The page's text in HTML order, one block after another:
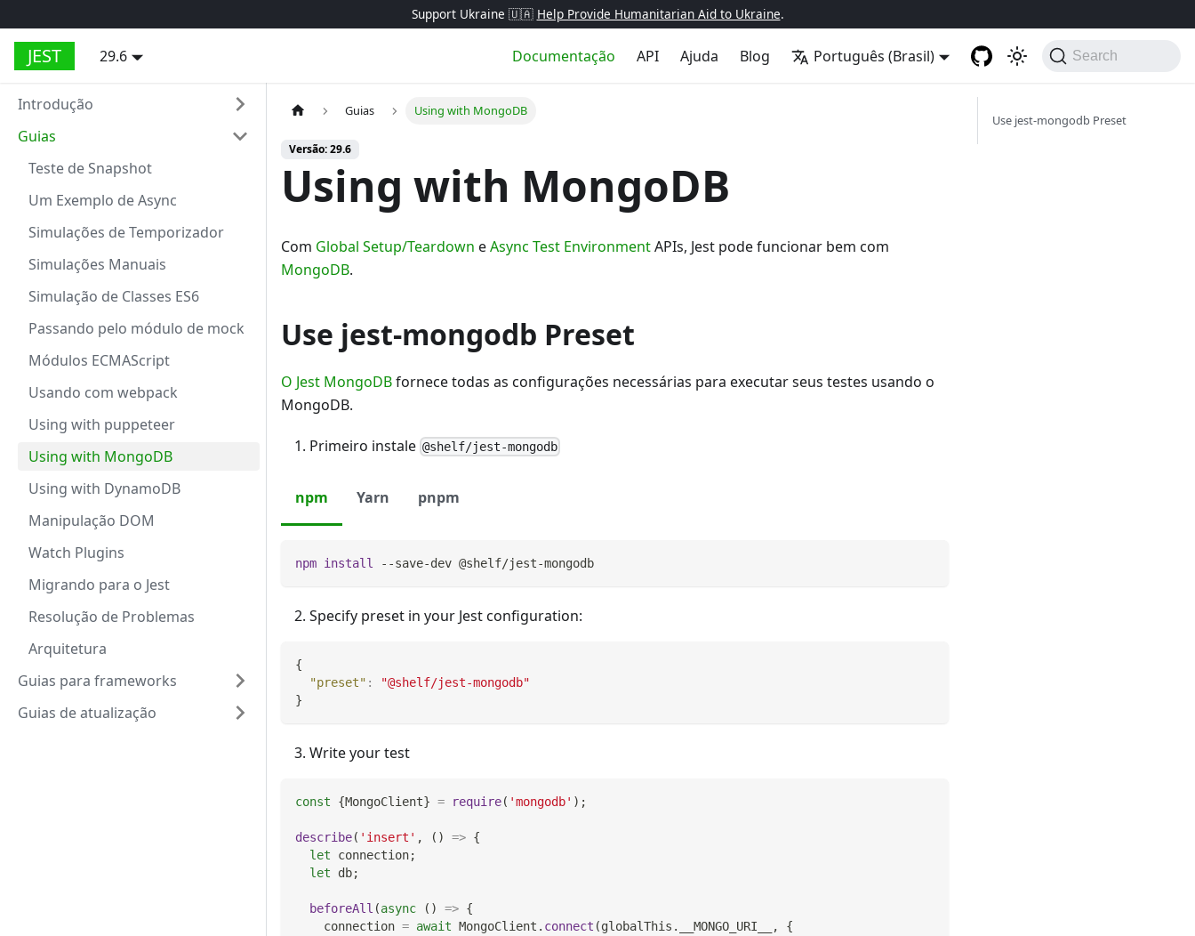
Support Ukraine 🇺🇦 Help Provide Humanitarian Aid to Ukraine.
JEST 29.6 Documentação API Ajuda Blog Português (Brasil) Search
Introdução
Guias
Teste de Snapshot
Um Exemplo de Async
Simulações de Temporizador
Simulações Manuais
Simulação de Classes ES6
Passando pelo módulo de mock
Módulos ECMAScript
Usando com webpack
Using with puppeteer
Using with MongoDB
Using with DynamoDB
Manipulação DOM
Watch Plugins
Migrando para o Jest
Resolução de Problemas
Arquitetura
Guias para frameworks
Guias de atualização
Guias Using with MongoDB
Versão: 29.6
Using with MongoDB
Com Global Setup/Teardown eAsync Test EnvironmentAPIs, Jest pode funcionar bem com
MongoDB.
Use jest-mongodb Preset
O Jest MongoDBfornece todas as configurações necessárias para executar seus testes usando o
MongoDB.
Primeiro instale @shelf/jest-mongodb
npm Yarn pnpm
npm install --save-dev @shelf/jest-mongodb
Specify preset in your Jest configuration:
{
"preset" :
"@shelf/jest-mongodb"
}
Write your test
const {MongoClient} = require( 'mongodb' ) ;
describe( 'insert' , ( ) => {
let connection;
let db;
beforeAll (async ( ) => {
    connection
= await MongoClient . connect (globalThis . __MONGO_URI__ ,
{
Use jest-mongodb Preset